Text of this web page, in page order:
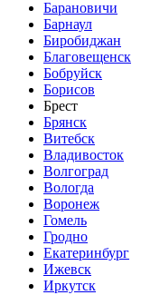
Барановичи
Барнаул
Биробиджан
Благовещенск
Бобруйск
Борисов
Брест
Брянск
Витебск
Владивосток
Волгоград
Вологда
Воронеж
Гомель
Гродно
Екатеринбург
Ижевск
Иркутск